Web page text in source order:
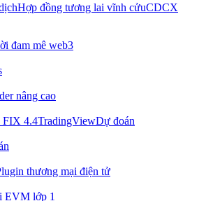
Hợp đồng tương lai vĩnh cửuCDCX
đam mê web3
nâng cao
FIX 4.4TradingViewDự đoán
thương mại điện tử
EVM lớp 1